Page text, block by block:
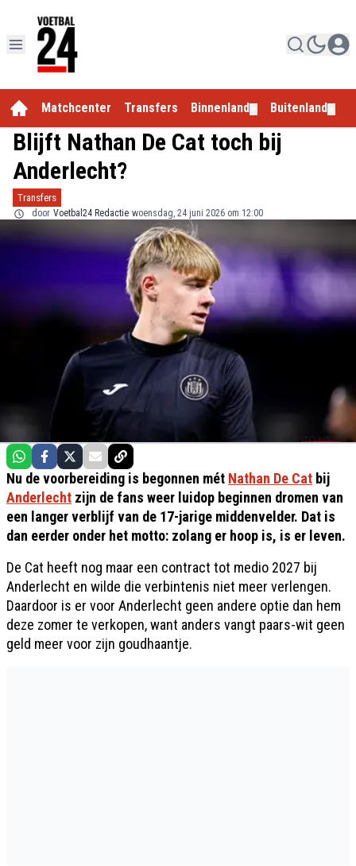
Matchcenter Transfers Binnenland Buitenland
Blijft Nathan De Cat toch bij
Anderlecht?
Transfers
door Voetbal24 Redactie woensdag, 24 juni 2026 om 12:00
Nu de voorbereiding is begonnen mét Nathan De Cat bij
Anderlecht zijn de fans weer luidop beginnen dromen van
een langer verblijf van de 17-jarige middenvelder. Dat is
dan eerder onder het motto: zolang er hoop is, is er leven.
De Cat heeft nog maar een contract tot medio 2027 bij
Anderlecht en wilde die verbintenis niet meer verlengen.
Daardoor is er voor Anderlecht geen andere optie dan hem
deze zomer te verkopen, want anders vangt paars-wit geen
geld meer voor zijn goudhaantje.